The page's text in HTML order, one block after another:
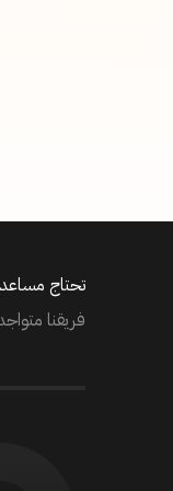
تحتاج
فريقنا